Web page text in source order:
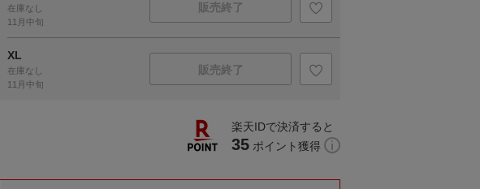
在庫なし
11月中旬
販売終了
XL
在庫なし
11月中旬
販売終了
楽天IDで決済すると
35 ポイント獲得